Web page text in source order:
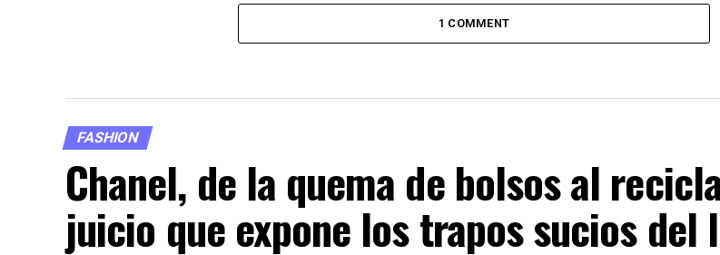
1 COMMENT
FASHION
Chanel, de la quema de bolsos al
juicio que expone los trapos sucios del